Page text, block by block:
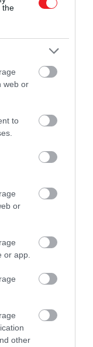
the
web or
to
or
or app.
other
hordoz
Akár
akár hétköznapi
megbízható
hanem
Színes,
trendi nyári
noi-
nemcsak
a lezser
programról
mégis